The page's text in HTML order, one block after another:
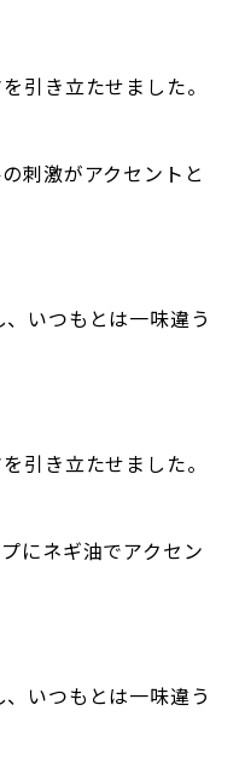
引き立たせました。
刺激がアクセントと
いつもとは一味違う
引き立たせました。
にネギ油でアクセン
いつもとは一味違う